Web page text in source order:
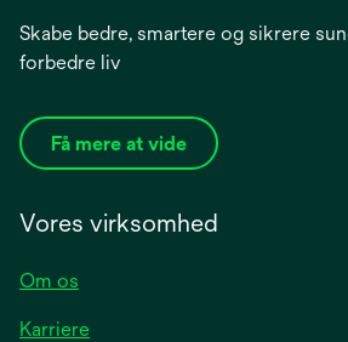
Skabe bedre, smartere og sikrere
forbedre liv
Få mere at vide
Vores virksomhed
Om os
Karriere